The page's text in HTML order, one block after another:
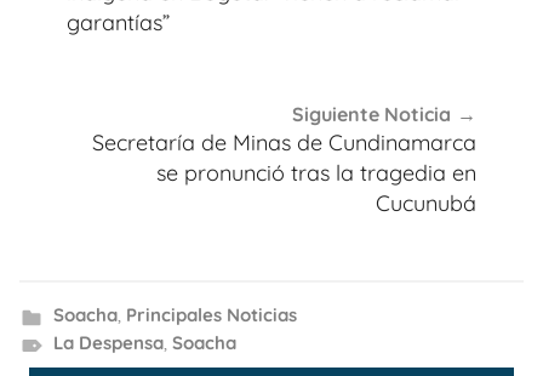
garantías”
Siguiente Noticia
Secretaría de Minas de Cundinamarca
se pronunció tras la tragedia en
Cucunubá
Soacha, Principales Noticias
La Despensa, Soacha